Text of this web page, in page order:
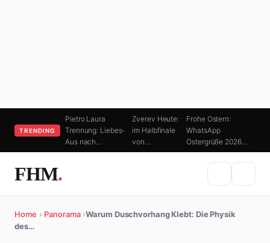
TRENDING
Pietro Laura
Trennung: Liebes-
Aus nach…
Zverev Heute:
im Halbfinale
von…
Frohe Ostern:
WhatsApp
Ostergrüße 2026…
FHM.
Home › Panorama ›Warum Duschvorhang Klebt: Die Physik
des…